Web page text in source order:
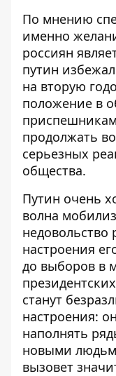
По мнению
именно
россиян
путин
на вторую
положение в
продолжать
серьезных
общества.
Путин очень
волна
недовольство
настроения
до выборов в
станут
настроения:
наполнять
новыми
вызовет